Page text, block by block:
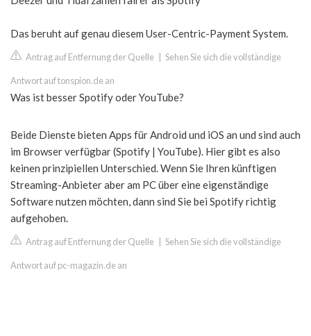
Das beruht auf genau diesem User-Centric-Payment System.
Antrag auf Entfernung der Quelle Sehen Sie sich die vollständige
Antwort auf tonspion.de an
Was ist besser Spotify oder YouTube?
Beide Dienste bieten Apps für Android und iOS an und sind auch
im Browser verfügbar (Spotify | YouTube). Hier gibt es also
keinen prinzipiellen Unterschied. Wenn Sie Ihren künftigen
Streaming-Anbieter aber am PC über eine eigenständige
Software nutzen möchten, dann sind Sie bei Spotify richtig
aufgehoben.
Antrag auf Entfernung der Quelle Sehen Sie sich die vollständige
Antwort auf pc-magazin.de an